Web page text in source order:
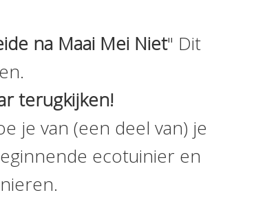
na Maai Mei Niet" Dit
terugkijken!
je van (een deel van) je
ecotuinier en